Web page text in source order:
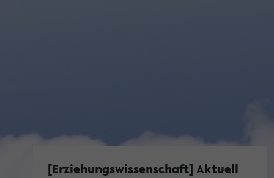
[Erziehungswissenschaft] Aktuell